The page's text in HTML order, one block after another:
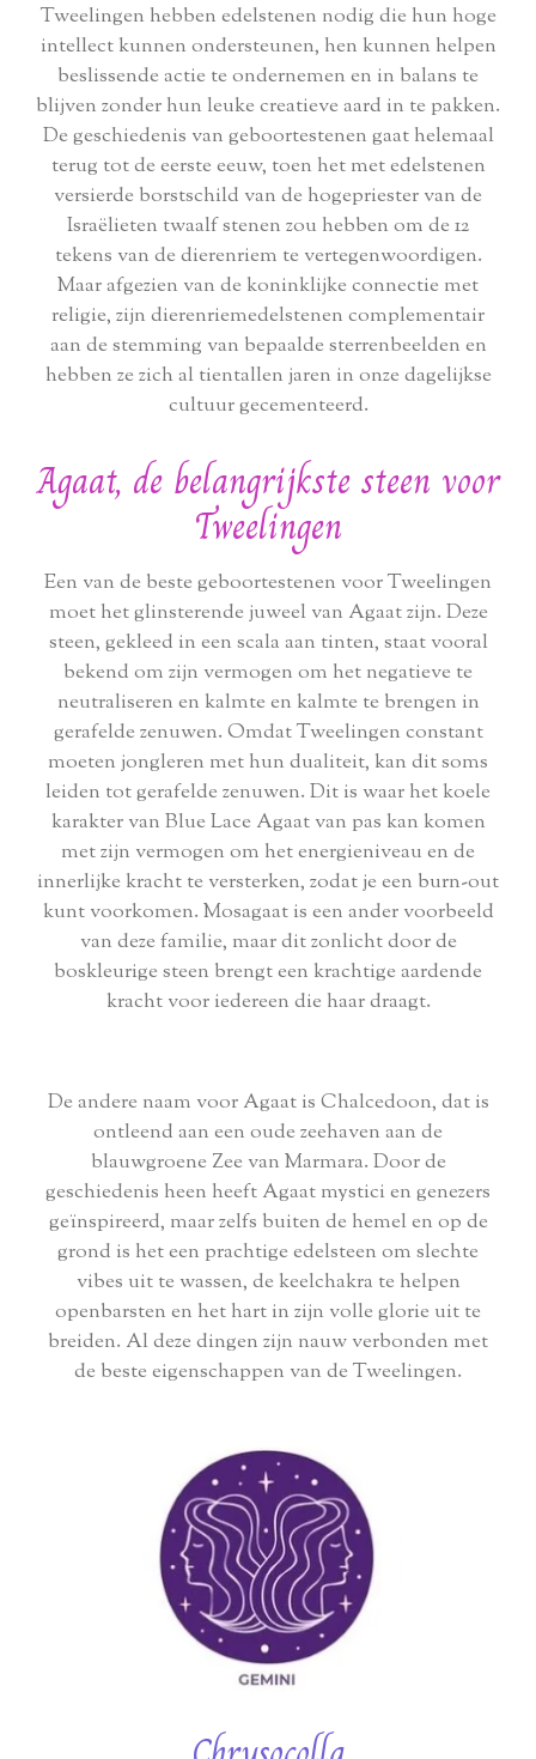
Tweelingen hebben edelstenen nodig die hun hoge
intellect kunnen ondersteunen, hen kunnen helpen
beslissende actie te ondernemen en in balans te
blijven zonder hun leuke creatieve aard in te pakken.
De geschiedenis van geboortestenen gaat helemaal
terug tot de eerste eeuw, toen het met edelstenen
versierde borstschild van de hogepriester van de
Israëlieten twaalf stenen zou hebben om de 12
tekens van de dierenriem te vertegenwoordigen.
Maar afgezien van de koninklijke connectie met
religie, zijn dierenriemedelstenen complementair
aan de stemming van bepaalde sterrenbeelden en
hebben ze zich al tientallen jaren in onze dagelijkse
cultuur gecementeerd.
Agaat, de belangrijkste steen voor
Tweelingen
Een van de beste geboortestenen voor Tweelingen
moet het glinsterende juweel van Agaat zijn. Deze
steen, gekleed in een scala aan tinten, staat vooral
bekend om zijn vermogen om het negatieve te
neutraliseren en kalmte en kalmte te brengen in
gerafelde zenuwen. Omdat Tweelingen constant
moeten jongleren met hun dualiteit, kan dit soms
leiden tot gerafelde zenuwen. Dit is waar het koele
karakter van Blue Lace Agaat van pas kan komen
met zijn vermogen om het energieniveau en de
innerlijke kracht te versterken, zodat je een burn-out
kunt voorkomen. Mosagaat is een ander voorbeeld
van deze familie, maar dit zonlicht door de
boskleurige steen brengt een krachtige aardende
kracht voor iedereen die haar draagt.
De andere naam voor Agaat is Chalcedoon, dat is
ontleend aan een oude zeehaven aan de
blauwgroene Zee van Marmara. Door de
geschiedenis heen heeft Agaat mystici en genezers
geïnspireerd, maar zelfs buiten de hemel en op de
grond is het een prachtige edelsteen om slechte
vibes uit te wassen, de keelchakra te helpen
openbarsten en het hart in zijn volle glorie uit te
breiden. Al deze dingen zijn nauw verbonden met
de beste eigenschappen van de Tweelingen.